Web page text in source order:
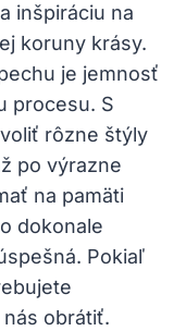
inšpiráciu na
koruny krásy.
je jemnosť
procesu. S
rôzne štýly
po výrazne
na pamäti
dokonale
Pokiaľ
obrátiť.